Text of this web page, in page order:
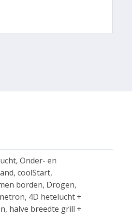
Onder- en
coolStart,
borden, Drogen,
4D hetelucht +
halve breedte grill +